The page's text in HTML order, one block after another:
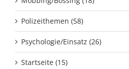
Polizeithemen (58)
Psychologie/Einsatz (26)
Startseite (15)